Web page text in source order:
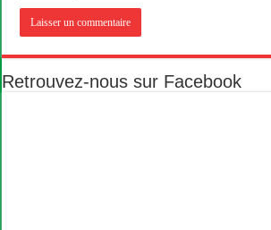
Retrouvez-nous sur Facebook